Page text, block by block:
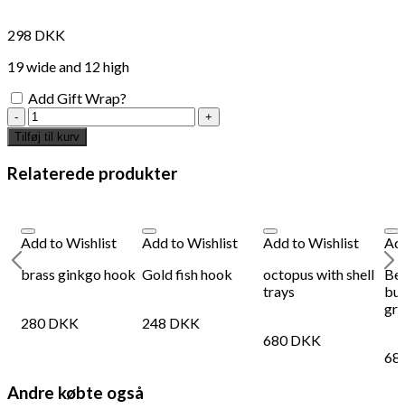
298 DKK
19 wide and 12 high
Add Gift Wrap?
clams
with
three
hooks
antal
Tilføj til kurv
Relaterede produkter
Add to Wishlist
brass ginkgo hook
280DKK
Add to Wishlist
Gold fish hook
248 DKK
Add to Wishlist
octopus with shell
trays
680DKK
Andre købte også